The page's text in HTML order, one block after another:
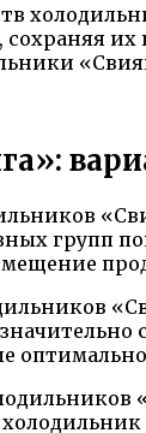
сохраняя
групп